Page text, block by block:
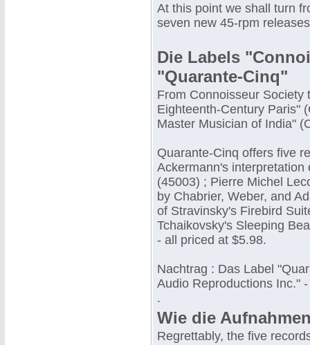
At this point we shall turn
seven new 45-rpm
Die Labels
"Quarante-Cinq"
From Connoisseur Society
Eighteenth-Century Paris"
Master Musician of India"
Quarante-Cinq offers five
Ackermann's
(45003) ; Pierre Michel
by Chabrier, Weber, and
of Stravinsky's Firebird
Tchaikovsky's Sleeping
- all priced at $5.98.
Nachtrag : Das Label
Audio Reproductions Inc."
.
Wie die
Regrettably, the five